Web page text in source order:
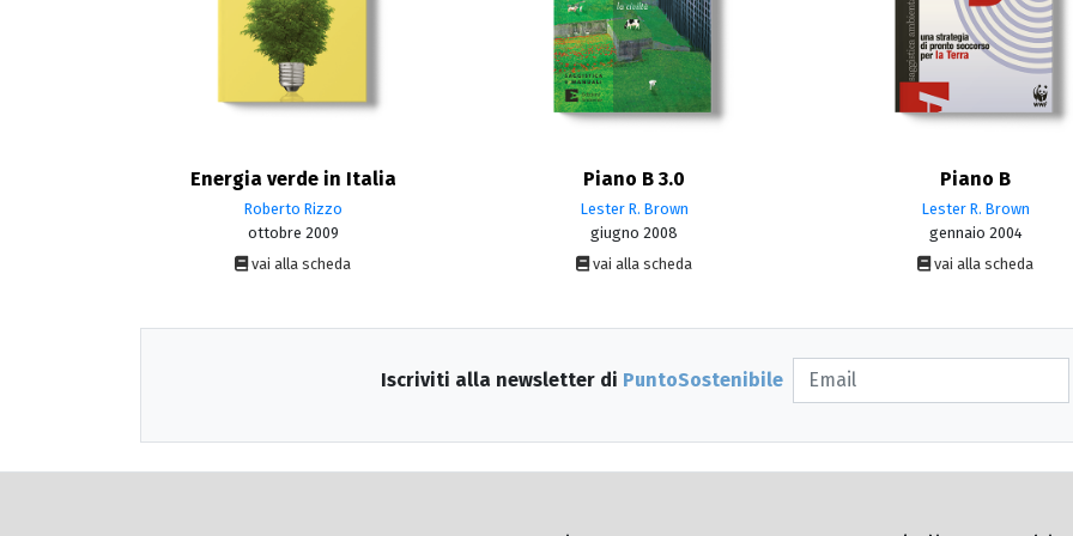
Energia verde in Italia
Roberto Rizzo
ottobre 2009
vai alla scheda
Piano B 3.0
Lester R. Brown
giugno 2008
vai alla scheda
Piano B
Lester R. Brown
gennaio 2004
vai alla scheda
Iscriviti alla newsletter di PuntoSostenibile